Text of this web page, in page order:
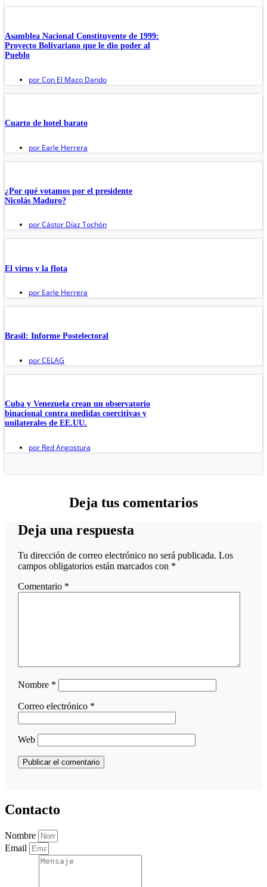
Asamblea Nacional Constituyente de 1999:
Proyecto Bolivariano que le dio poder al
Pueblo
porCon El Mazo Dando
Cuarto de hotel barato
por Earle Herrera
¿Por qué votamos por el presidente
Nicolás Maduro?
porCástor Díaz Tochón
El virus y la flota
por Earle Herrera
Brasil: Informe Postelectoral
porCELAG
Cuba y Venezuela crean un observatorio
binacional contra medidas coercitivas y
unilaterales de EE.UU.
por Red Angostura
Deja tus comentarios
Deja una respuesta
Tu dirección de correo electrónico no será publicada. Los
campos obligatorios están marcados con *
Comentario *
Nombre *
Correo electrónico *
Web
Contacto
Nombre
Email